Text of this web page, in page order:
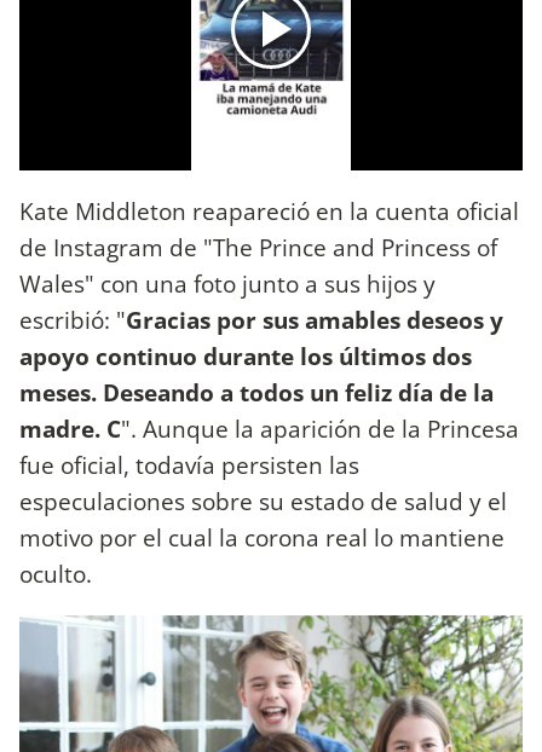
Kate Middleton reapareció en la cuenta oficial
de Instagram de "The Prince and Princess of
Wales" con una foto junto a sus hijos y
escribió: "Gracias por sus amables deseos y
apoyo continuo durante los últimos dos
meses. Deseando a todos un feliz día de la
madre. C". Aunque la aparición de la Princesa
fue oficial, todavía persisten las
especulaciones sobre su estado de salud y el
motivo por el cual la corona real lo mantiene
oculto.